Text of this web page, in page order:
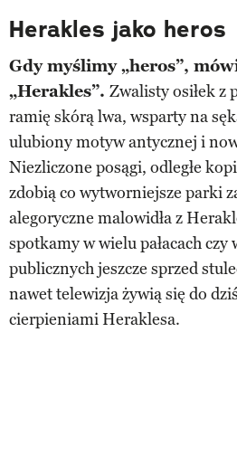
Herakles jako heros
Gdy myślimy „heros”,
„Herakles”. Zwalisty osiłek z
ramię skórą lwa, wsparty na
ulubiony motyw antycznej i
Niezliczone posągi, odległe
zdobią co wytworniejsze parki
alegoryczne malowidła z
spotkamy w wielu pałacach czy
publicznych jeszcze sprzed
nawet telewizja żywią się do
cierpieniami Heraklesa.